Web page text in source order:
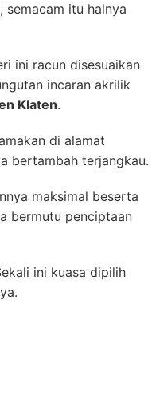
semacam itu halnya
ini racun disesuaikan
incaran akrilik
Klaten.
di alamat
bertambah terjangkau.
maksimal beserta
bermutu penciptaan
ini kuasa dipilih